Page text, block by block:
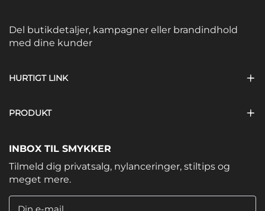
Del butikdetaljer, kampagner eller brandindhold
med dine kunder
HURTIGT LINK
PRODUKT
INBOX TIL SMYKKER
Tilmeld dig privatsalg, nylanceringer, stiltips og
meget mere.